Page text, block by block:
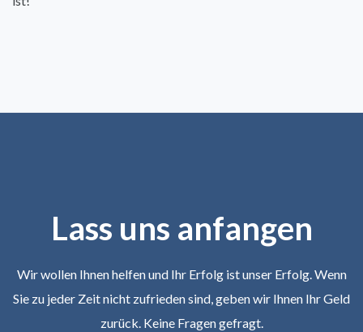
Lass uns anfangen
Wir wollen Ihnen helfen und Ihr Erfolg ist unser Erfolg. Wenn
Sie zu jeder Zeit nicht zufrieden sind, geben wir Ihnen Ihr Geld
zurück. Keine Fragen gefragt.